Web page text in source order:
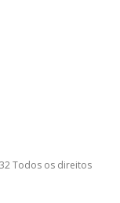
Todos os direitos